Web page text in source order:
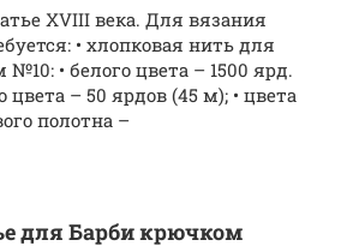
XVIII века. Для вязания
• хлопковая нить для
• белого цвета – 1500 ярд.
цвета – 50 ярдов (45 м); • цвета
полотна –
для Барби крючком